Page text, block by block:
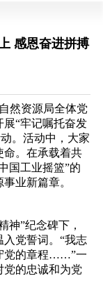
感恩奋进拼搏
然资源局全体党
展“牢记嘱托奋发
。活动中，大家
命。在承载着共
国工业摇篮”的
业新篇章。
”纪念碑下，
党誓词。“我志
党的章程……”一
党的忠诚和为党